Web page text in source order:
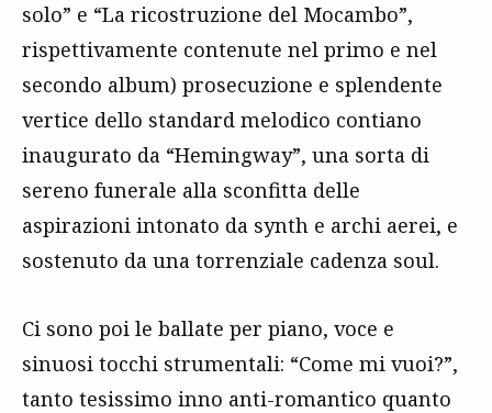
solo” e “La ricostruzione del Mocambo”,
rispettivamente contenute nel primo e nel
secondo album) prosecuzione e splendente
vertice dello standard melodico contiano
inaugurato da “Hemingway”, una sorta di
sereno funerale alla sconfitta delle
aspirazioni intonato da synth e archi aerei, e
sostenuto da una torrenziale cadenza soul.
Ci sono poi le ballate per piano, voce e
sinuosi tocchi strumentali: “Come mi vuoi?”,
tanto tesissimo inno anti-romantico quanto